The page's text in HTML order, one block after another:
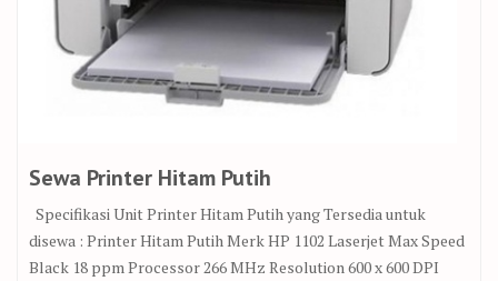
Sewa Printer Hitam Putih
Specifikasi Unit Printer Hitam Putih yang Tersedia untuk
disewa : Printer Hitam Putih Merk HP 1102 Laserjet Max Speed
Black 18 ppm Processor 266 MHz Resolution 600 x 600 DPI